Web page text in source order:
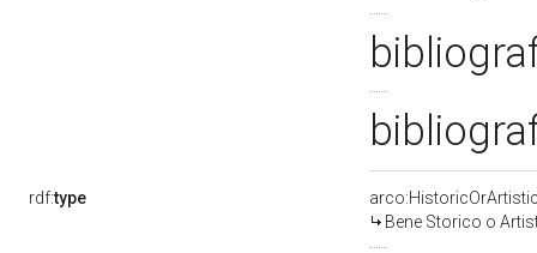
rdf:type
Bene Storico o